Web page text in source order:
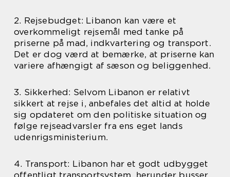
2. Rejsebudget: Libanon kan være et
overkommeligt rejsemål med tanke på
priserne på mad, indkvartering og transport.
Det er dog værd at bemærke, at priserne kan
variere afhængigt af sæson og beliggenhed.
3. Sikkerhed: Selvom Libanon er relativt
sikkert at rejse i, anbefales det altid at holde
sig opdateret om den politiske situation og
følge rejseadvarsler fra ens eget lands
udenrigsministerium.
4. Transport: Libanon har et godt udbygget